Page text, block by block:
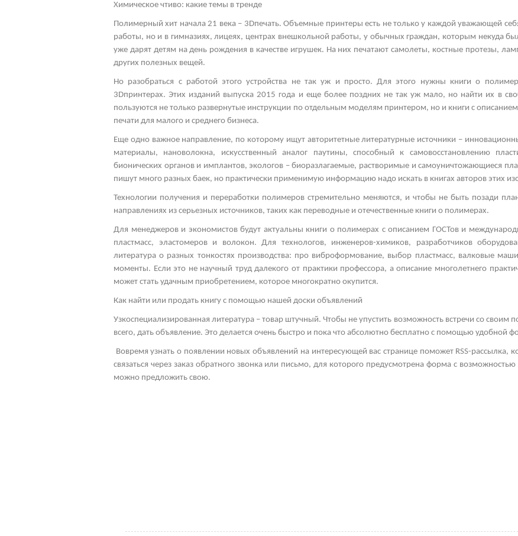
Химическое чтиво: какие темы в тренде
Полимерный хит начала 21 века – 3Dпечать. Объемные принтеры есть не только у каждой уважающей
работы, но и в гимназиях, лицеях, центрах внешкольной работы, у обычных граждан, которым некуда
уже дарят детям на день рождения в качестве игрушек. На них печатают самолеты, костные протезы,
других полезных вещей.
Но разобраться с работой этого устройства не так уж и просто. Для этого нужны книги о
3Dпринтерах. Этих изданий выпуска 2015 года и еще более поздних не так уж мало, но найти их в
пользуются не только развернутые инструкции по отдельным моделям принтером, но и книги с
печати для малого и среднего бизнеса.
Еще одно важное направление, по которому ищут авторитетные литературные источники –
материалы, нановолокна, искусственный аналог паутины, способный к самовосстановлению
бионических органов и имплантов, экологов – биоразлагаемые, растворимые и самоуничтожающиеся
пишут много разных баек, но практически применимую информацию надо искать в книгах авторов этих
Технологии получения и переработки полимеров стремительно меняются, и чтобы не быть позади
направлениях из серьезных источников, таких как переводные и отечественные книги о полимерах.
Для менеджеров и экономистов будут актуальны книги о полимерах с описанием ГОСТов и
пластмасс, эластомеров и волокон. Для технологов, инженеров-химиков, разработчиков
литература о разных тонкостях производства: про виброформование, выбор пластмасс, валковые
моменты. Если это не научный труд далекого от практики профессора, а описание многолетнего
может стать удачным приобретением, которое многократно окупится.
Как найти или продать книгу с помощью нашей доски объявлений
Узкоспециализированная литература – товар штучный. Чтобы не упустить возможность встречи со
всего, дать объявление. Это делается очень быстро и пока что абсолютно бесплатно с помощью удобной
Вовремя узнать о появлении новых объявлений на интересующей вас странице поможет RSS-рассылка,
связаться через заказ обратного звонка или письмо, для которого предусмотрена форма с
можно предложить свою.